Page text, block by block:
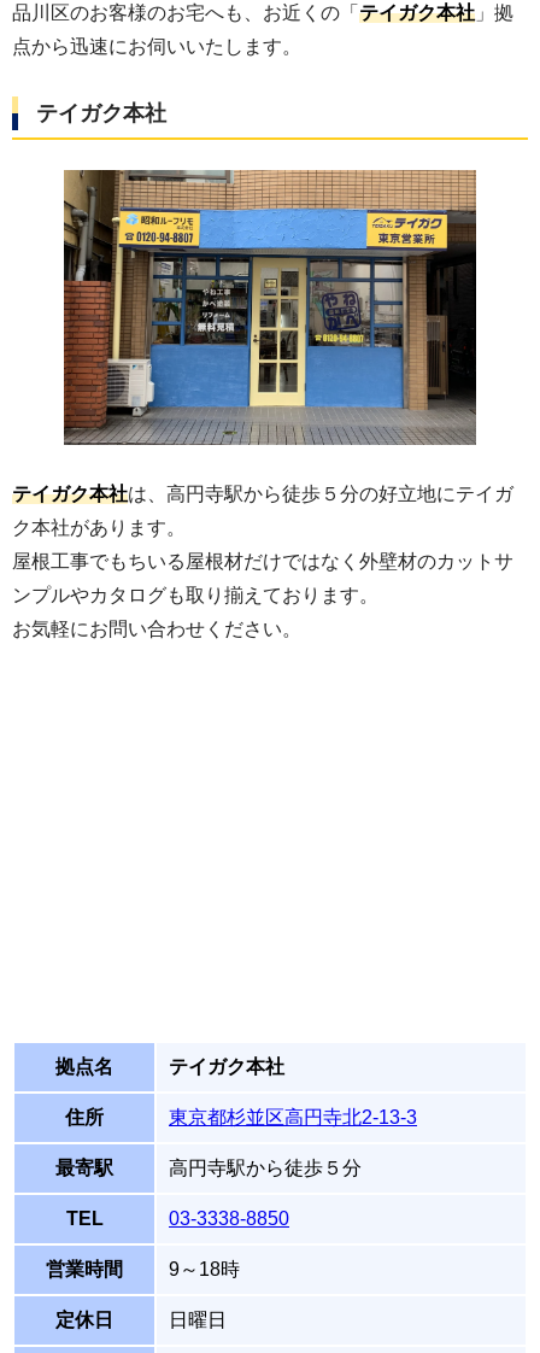
品川区のお客様のお宅へも、お近くの「 テイガク本社 」拠
点から迅速にお伺いいたします。
テイガク本社
テイガク本社は、高円寺駅から徒歩５分の好立地にテイガ
ク本社があります。
屋根工事でもちいる屋根材だけではなく外壁材のカットサ
ンプルやカタログも取り揃えております。
お気軽にお問い合わせください。
拠点名 テイガク本社
住所 東京都杉並区高円寺北2-13-3
最寄駅 高円寺駅から徒歩５分
TEL 03-3338-8850
営業時間 9～18時
定休日 日曜日